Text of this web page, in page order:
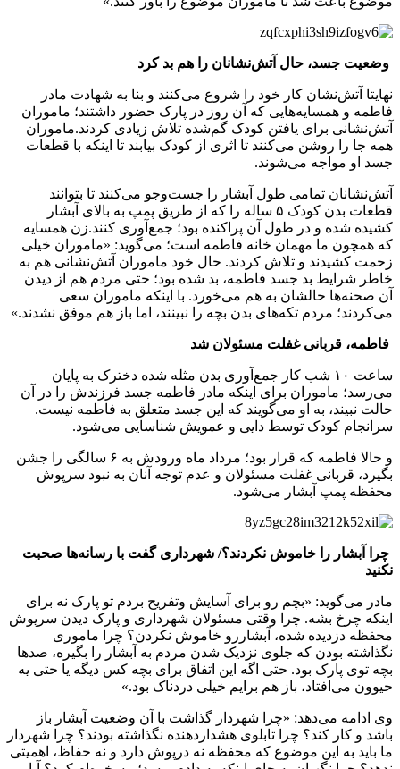
وضعیت جسد، حال آتش‌نشانان را هم بد کرد
نهایتا آتش‌نشان کار خود را شروع می‌کنند و بنا به شهادت مادر
فاطمه و همسایه‌هایی که آن روز در پارک حضور داشتند؛ ماموران
آتش‌نشانی برای یافتن کودک گم‌شده تلاش زیادی کردند.ماموران
همه جا را روشن ‌می‌کنند تا اثری از کودک بیابند تا اینکه با قطعات
جسد او مواجه می‌شوند.
آتش‌نشانان تمامی طول آبشار را جست‌وجو می‌کنند تا بتوانند
قطعات بدن کودک ۵ ساله را که از طریق پمپ به بالای آبشار
کشیده شده و در طول آن پراکنده بود؛ جمع‌آوری کنند.زن همسایه
که همچون ما مهمان خانه فاطمه است؛ می‌گوید: «ماموران خیلی
زحمت کشیدند و تلاش کردند. حال خود ماموران آتش‌نشانی هم به
خاطر شرایط بد جسد فاطمه، بد شده بود؛ حتی مردم هم از دیدن
آن صحنه‌ها حالشان به هم می‌خورد. با اینکه ماموران سعی
می‌کردند؛ مردم تکه‌های بدن بچه را نبینند، اما باز هم موفق نشدند.»
فاطمه، قربانی غفلت مسئولان شد
ساعت ۱۰ شب کار جمع‌آوری بدن مثله شده دخترک به پایان
می‌رسد؛ ماموران برای اینکه مادر فاطمه جسد فرزندش را در آن
حالت نبیند، به او می‌گویند که این جسد متعلق به فاطمه نیست.
سرانجام کودک توسط دایی‌ و عمویش شناسایی می‌شود.
و حالا فاطمه که قرار بود؛ مرداد ماه ورودش به ۶ سالگی را جشن
بگیرد، قربانی غفلت مسئولان و عدم توجه آنان به نبود سرپوش
محفظه پمپ آبشار می‌شود.
چرا آبشار را خاموش نکردند؟/ شهرداری گفت با رسانه‌ها صحبت
نکنید
مادر می‌گوید: «بچم رو برای آسایش وتفریح بردم تو پارک نه برای
اینکه چرخ بشه. چرا وقتی مسئولان شهرداری و پارک دیدن سرپوش
محفظه دزدیده شده، آبشاررو خاموش نکردن؟ چرا ماموری
نگذاشته بودن که جلوی نزدیک شدن مردم به آبشار را بگیره، صدها
بچه توی پارک بود. حتی اگه این اتفاق برای بچه کس دیگه یا حتی یه
حیوون می‌افتاد، باز هم برایم خیلی دردناک بود.»
وی ادامه می‌دهد: «چرا شهردار گذاشت با آن وضعیت آبشار باز
باشد و کار کند؟ چرا تابلوی هشداردهنده نگذاشته بودند؟ چرا شهردار
ما باید به این موضوع که محفظه نه درپوش دارد و نه حفاظ، اهمیتی